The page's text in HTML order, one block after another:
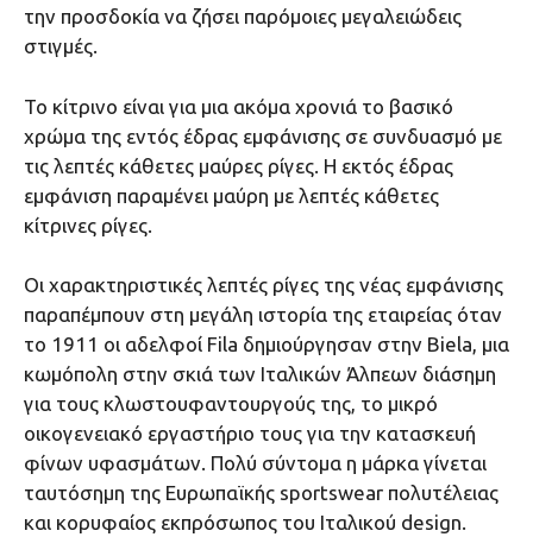
την προσδοκία να ζήσει παρόμοιες μεγαλειώδεις
στιγμές.
Το κίτρινο είναι για μια ακόμα χρονιά το βασικό
χρώμα της εντός έδρας εμφάνισης σε συνδυασμό με
τις λεπτές κάθετες μαύρες ρίγες. Η εκτός έδρας
εμφάνιση παραμένει μαύρη με λεπτές κάθετες
κίτρινες ρίγες.
Οι χαρακτηριστικές λεπτές ρίγες της νέας εμφάνισης
παραπέμπουν στη μεγάλη ιστορία της εταιρείας όταν
το 1911 οι αδελφοί Fila δημιούργησαν στην Biela, μια
κωμόπολη στην σκιά των Ιταλικών Άλπεων διάσημη
για τους κλωστουφαντουργούς της, το μικρό
οικογενειακό εργαστήριο τους για την κατασκευή
φίνων υφασμάτων. Πολύ σύντομα η μάρκα γίνεται
ταυτόσημη της Ευρωπαϊκής sportswear πολυτέλειας
και κορυφαίος εκπρόσωπος του Ιταλικού design.